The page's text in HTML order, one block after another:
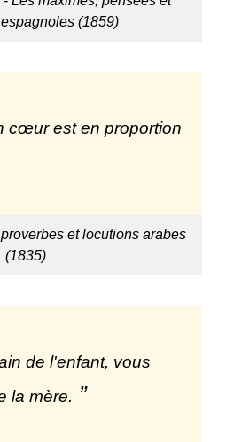
(1859)
cœur est en proportion
et locutions arabes
(1835)
de l'enfant, vous
la mère.